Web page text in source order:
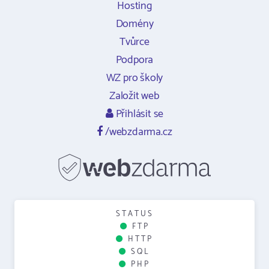
Hosting
Domény
Tvůrce
Podpora
WZ pro školy
Založit web
Přihlásit se
/webzdarma.cz
STATUS
FTP
HTTP
SQL
PHP